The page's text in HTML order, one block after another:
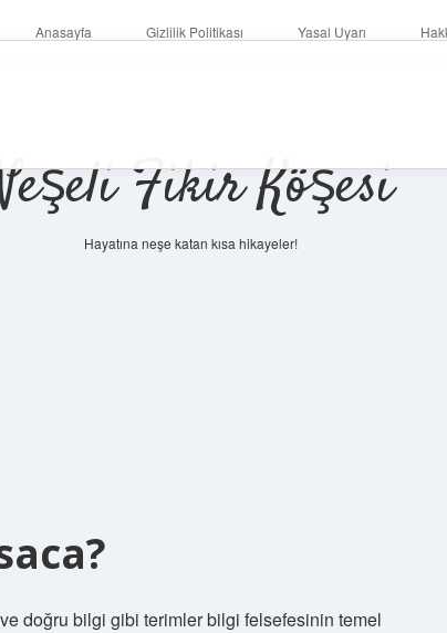
Anasayfa Gizlilik Politikası Yasal Uyarı
Fikir Köşesi
Hayatına neşe katan kısa hikayeler!
doğru bilgi gibi terimler bilgi felsefesinin temel